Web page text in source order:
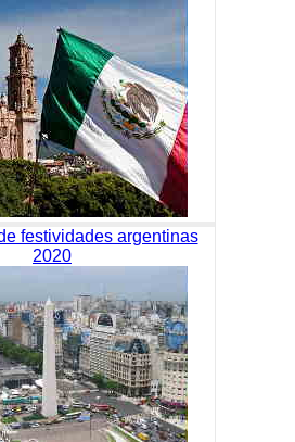
festividades argentinas
2020